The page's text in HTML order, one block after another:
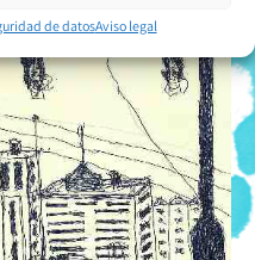
de datosAviso legal